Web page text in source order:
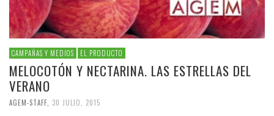
CAMPAÑAS Y MEDIOS EL PRODUCTO
MELOCOTÓN Y NECTARINA. LAS ESTRELLAS DEL
VERANO
AGEM-STAFF 30 JULIO, 2015